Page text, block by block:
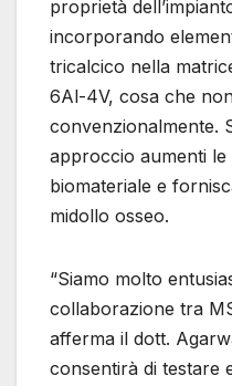
proprietà
incorporando
tricalcico nella
6Al-4V, cosa che
convenzionalmente.
approccio aumenti
biomateriale e
midollo osseo.
“Siamo molto
collaborazione tra
afferma il dott.
consentirà di testare